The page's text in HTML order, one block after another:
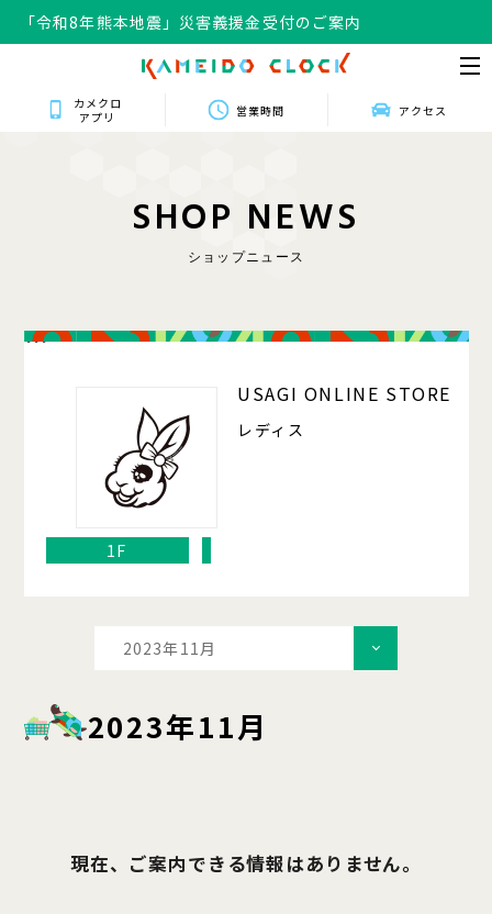
「令和8年熊本地震」災害義援金受付のご案内
カメクロ
アプリ
営業時間 アクセス
SHOP NEWS
ショップニュース
111
USAGI ONLINE STORE
レディス
1F
2023年11月
2023年11月
現在、ご案内できる情報はありません。